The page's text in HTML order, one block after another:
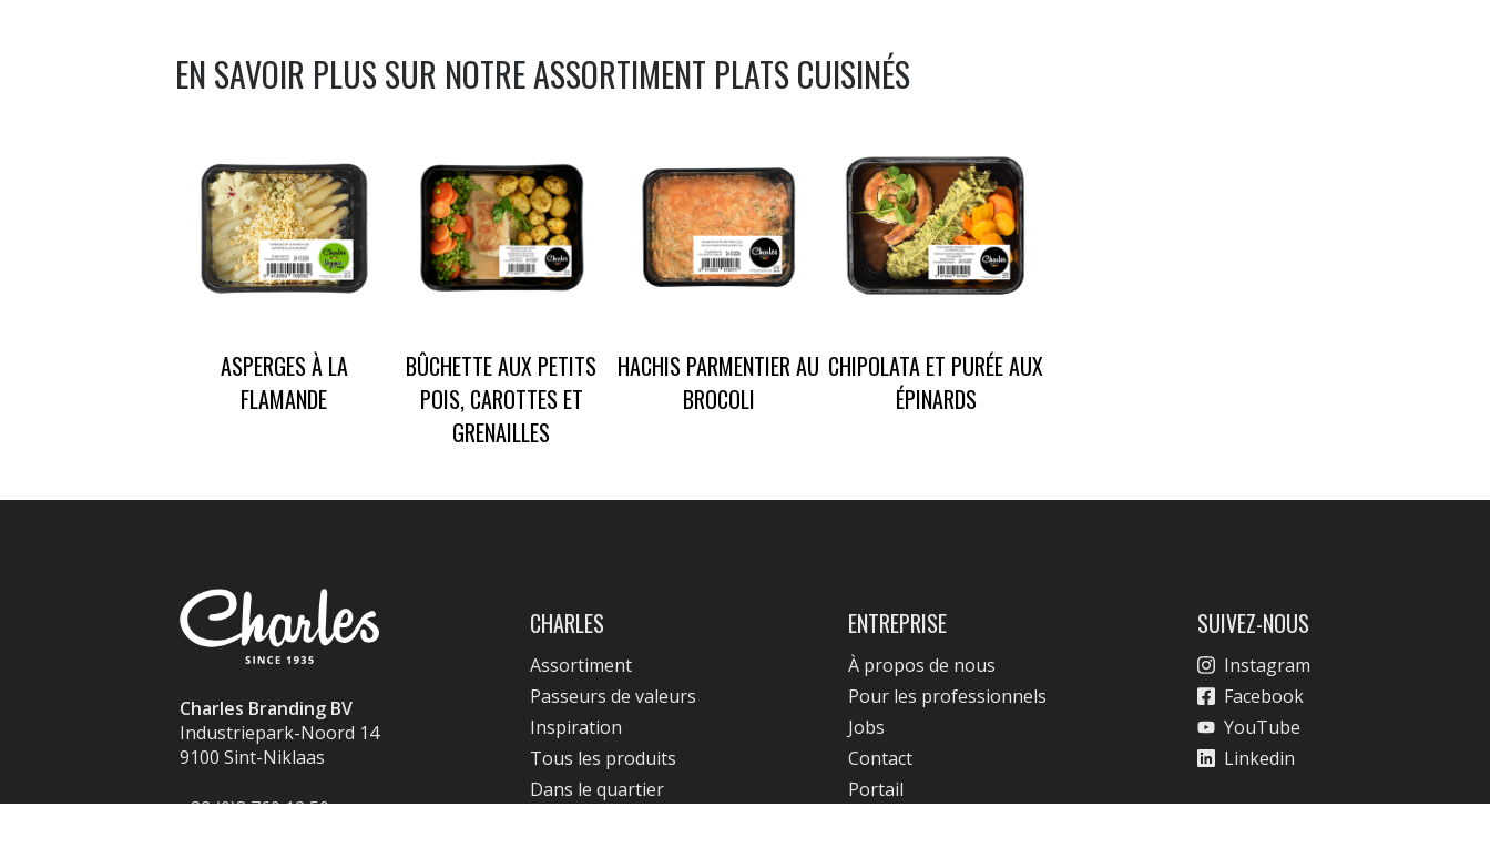
EN SAVOIR PLUS SUR NOTRE ASSORTIMENT PLATS CUISINÉS
ASPERGES À LA
FLAMANDE
BÛCHETTE AUX PETITS
POIS, CAROTTES ET
GRENAILLES
HACHIS PARMENTIER AU
BROCOLI
CHIPOLATA ET PURÉE AUX
ÉPINARDS
Charles Branding BV
Industriepark-Noord 14
9100 Sint-Niklaas
+32 (0)3 760 12 50
CHARLES
Assortiment
Passeurs de valeurs
Inspiration
Tous les produits
Dans le quartier
ENTREPRISE
À propos de nous
Pour les professionnels
Jobs
Contact
Portail
SUIVEZ-NOUS
Instagram
Facebook
YouTube
Linkedin